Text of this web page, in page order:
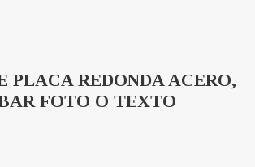
PLACA REDONDA ACERO,
FOTO O TEXTO